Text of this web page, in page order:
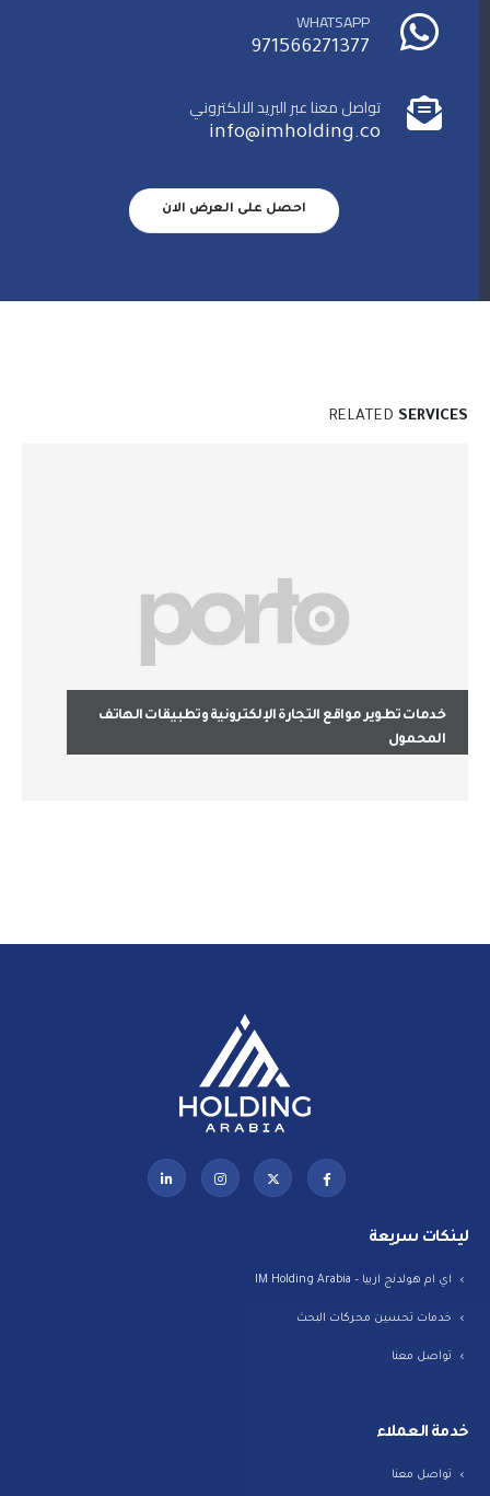
WHATSAPP
971566271377
تواصل معنا عبر البريد الالكتروني
info@imholding.co
احصل على العرض الان
RELATED SERVICES
خدمات تطوير مواقع التجارة الإلكترونية وتطبيقات الهاتف
المحمول
لينكات سريعة
اي ام هولدنج اربيا – IM Holding Arabia
خدمات تحسين محركات البحث
تواصل معنا
خدمة العملاء
تواصل معنا